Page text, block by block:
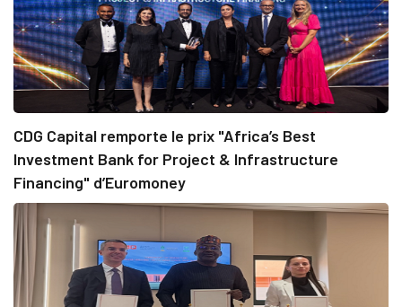
CDG Capital remporte le prix "Africa’s Best
Investment Bank for Project & Infrastructure
Financing" d’Euromoney